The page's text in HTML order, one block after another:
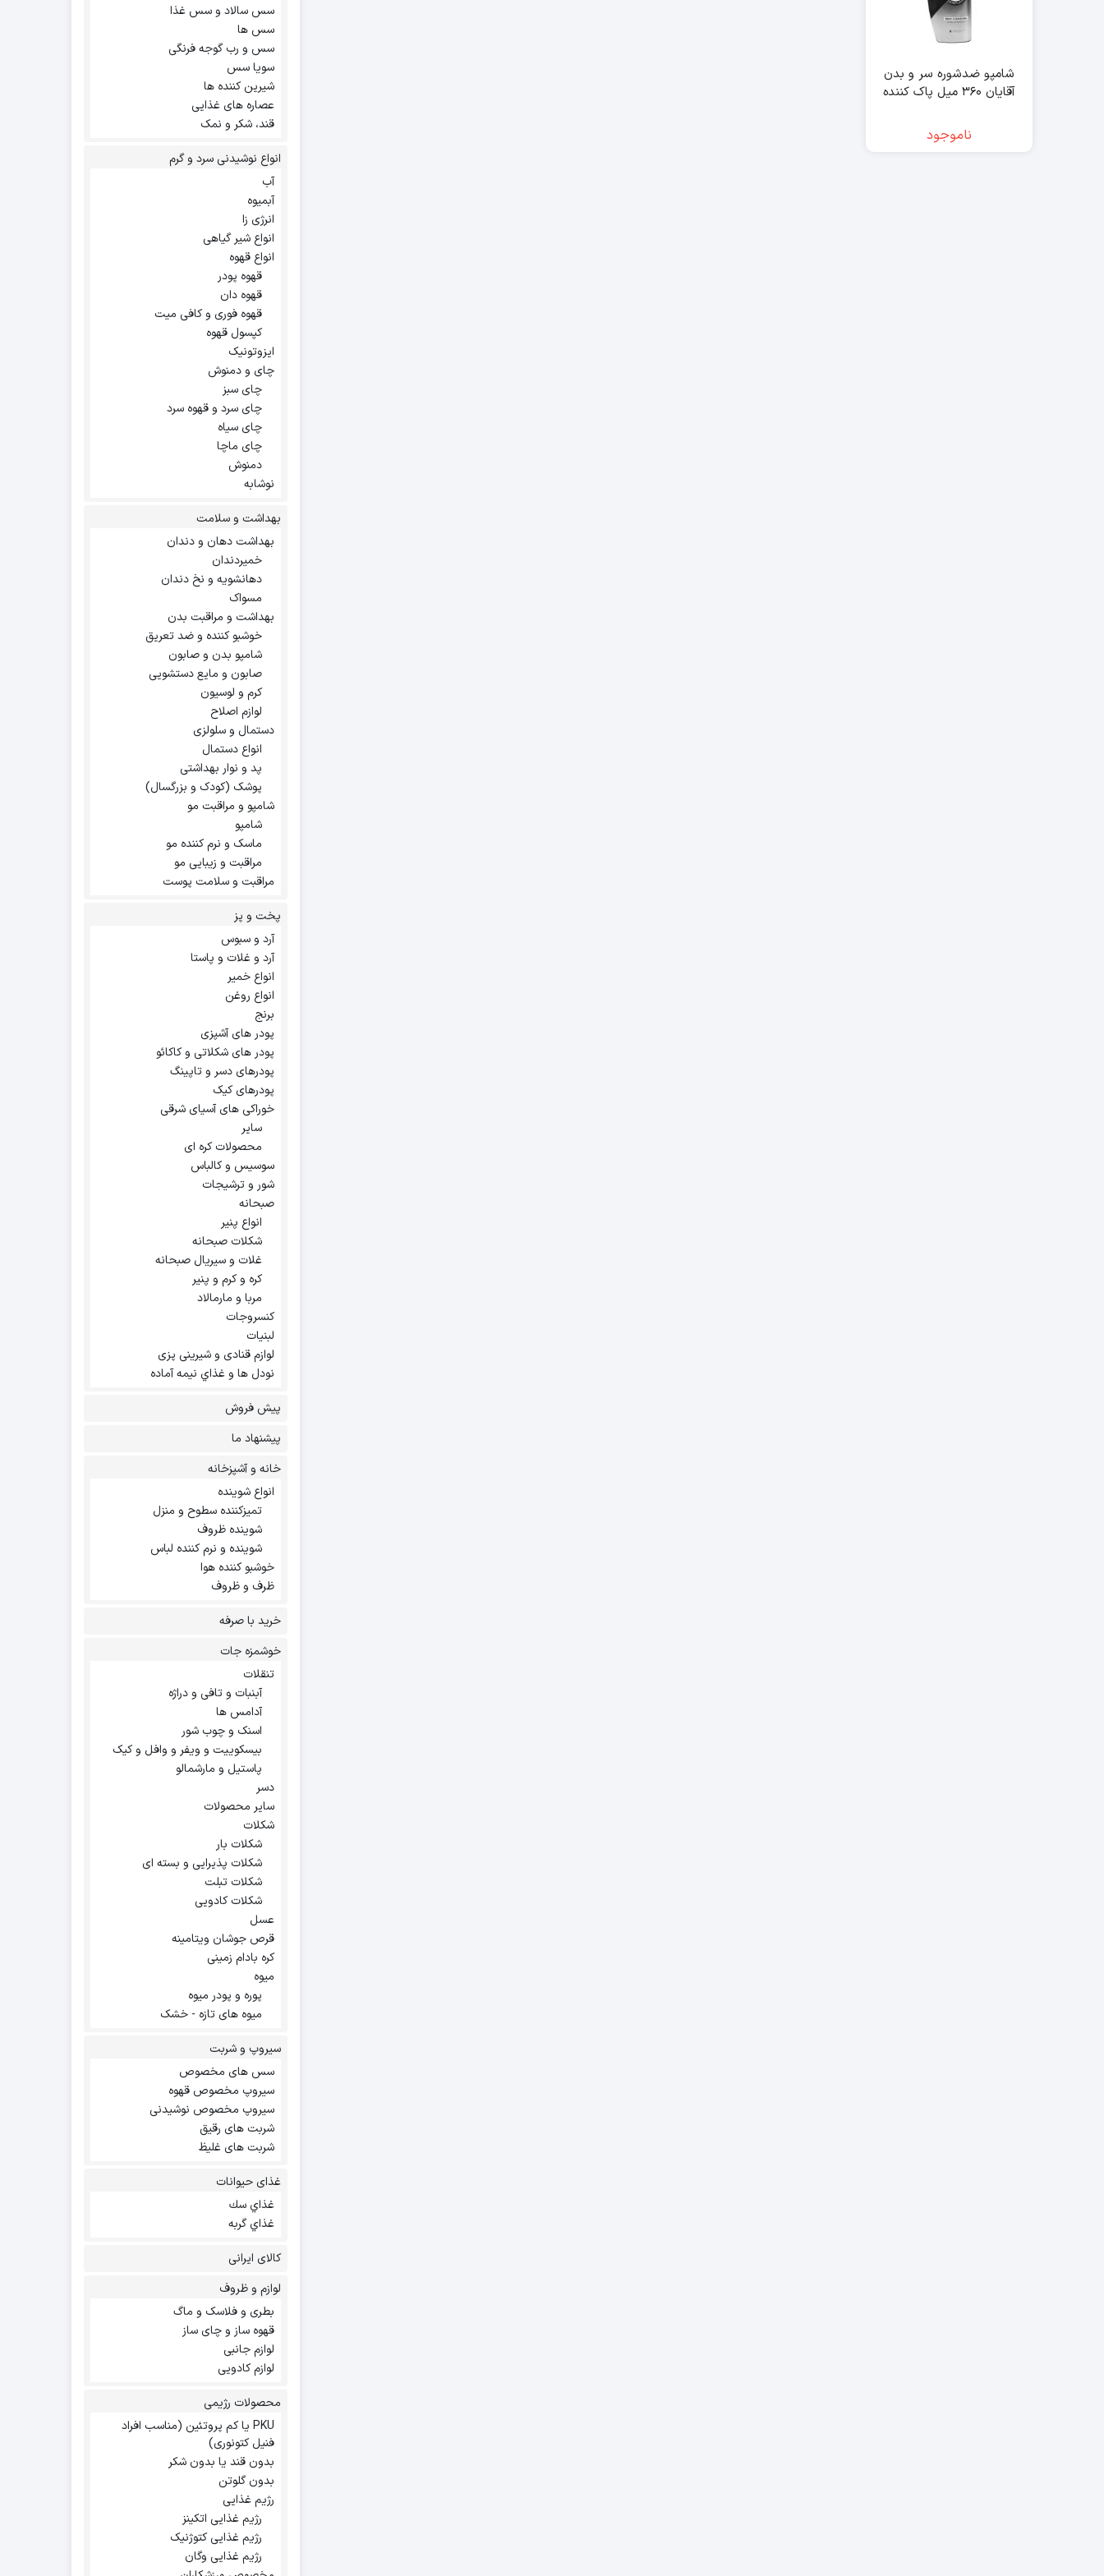
شامپو ضدشوره سر و بدن
آقایان ۳۶۰ میل پاک کننده
& shoulders
ناموجود
سس سالاد و سس غذا
سس ها
سس و رب گوجه فرنگی
سویا سس
شیرین کننده ها
عصاره های غذایی
قند، شکر و نمک
انواع نوشیدنی سرد و گرم
آب
آبمیوه
انرژی زا
انواع شیر گیاهی
انواع قهوه
قهوه پودر
قهوه دان
قهوه فوری و کافی میت
کپسول قهوه
ایزوتونیک
چای و دمنوش
چای سبز
چای سرد و قهوه سرد
چای سیاه
چای ماچا
دمنوش
نوشابه
بهداشت و سلامت
بهداشت دهان و دندان
خمیردندان
دهانشویه و نخ دندان
مسواک
بهداشت و مراقبت بدن
خوشبو کننده و ضد تعریق
شامپو بدن و صابون
صابون و مایع دستشویی
کرم و لوسیون
لوازم اصلاح
دستمال و سلولزی
انواع دستمال
پد و نوار بهداشتی
پوشک (کودک و بزرگسال)
شامپو و مراقبت مو
شامپو
ماسک و نرم کننده مو
مراقبت و زیبایی مو
مراقبت و سلامت پوست
پخت و پز
آرد و سبوس
آرد و غلات و پاستا
انواع خمیر
انواع روغن
برنج
پودر های آشپزی
پودر های شکلاتی و کاکائو
پودرهای دسر و تاپینگ
پودرهای کیک
خوراکی های آسیای شرقی
سایر
محصولات کره ای
سوسیس و کالباس
شور و ترشیجات
صبحانه
انواع پنیر
شکلات صبحانه
غلات و سیریال صبحانه
کره و کرم و پنیر
مربا و مارمالاد
کنسروجات
لبنیات
لوازم قنادی و شیرینی پزی
نودل ها و غذاي نيمه آماده
پیش فروش
پیشنهاد ما
خانه و آشپزخانه
انواع شوینده
تمیزکننده سطوح و منزل
شوینده ظروف
شوینده و نرم کننده لباس
خوشبو کننده هوا
ظرف و ظروف
خرید با صرفه
خوشمزه جات
تنقلات
آبنبات و تافی و دراژه
آدامس ها
اسنک و چوب شور
بیسکوییت و ویفر و وافل و کیک
پاستیل و مارشمالو
دسر
سایر محصولات
شکلات
شکلات بار
شکلات پذیرایی و بسته ای
شکلات تبلت
شکلات کادویی
عسل
قرص جوشان ویتامینه
کره بادام زمینی
میوه
پوره و پودر میوه
میوه های تازه - خشک
سیروپ و شربت
سس های مخصوص
سیروپ مخصوص قهوه
سیروپ مخصوص نوشیدنی
شربت های رقیق
شربت های غلیظ
غذای حیوانات
غذاي سك
غذاي گربه
کالای ایرانی
لوازم و ظروف
بطری و فلاسک و ماگ
قهوه ساز و چای ساز
لوازم جانبی
لوازم کادویی
محصولات رژیمی
PKU یا کم پروتئین (مناسب افراد
فنیل کتونوری)
بدون قند یا بدون شکر
بدون گلوتن
رژیم غذایی
رژیم غذایی اتکینز
رژیم غذایی کتوژنیک
رژیم غذایی وگان